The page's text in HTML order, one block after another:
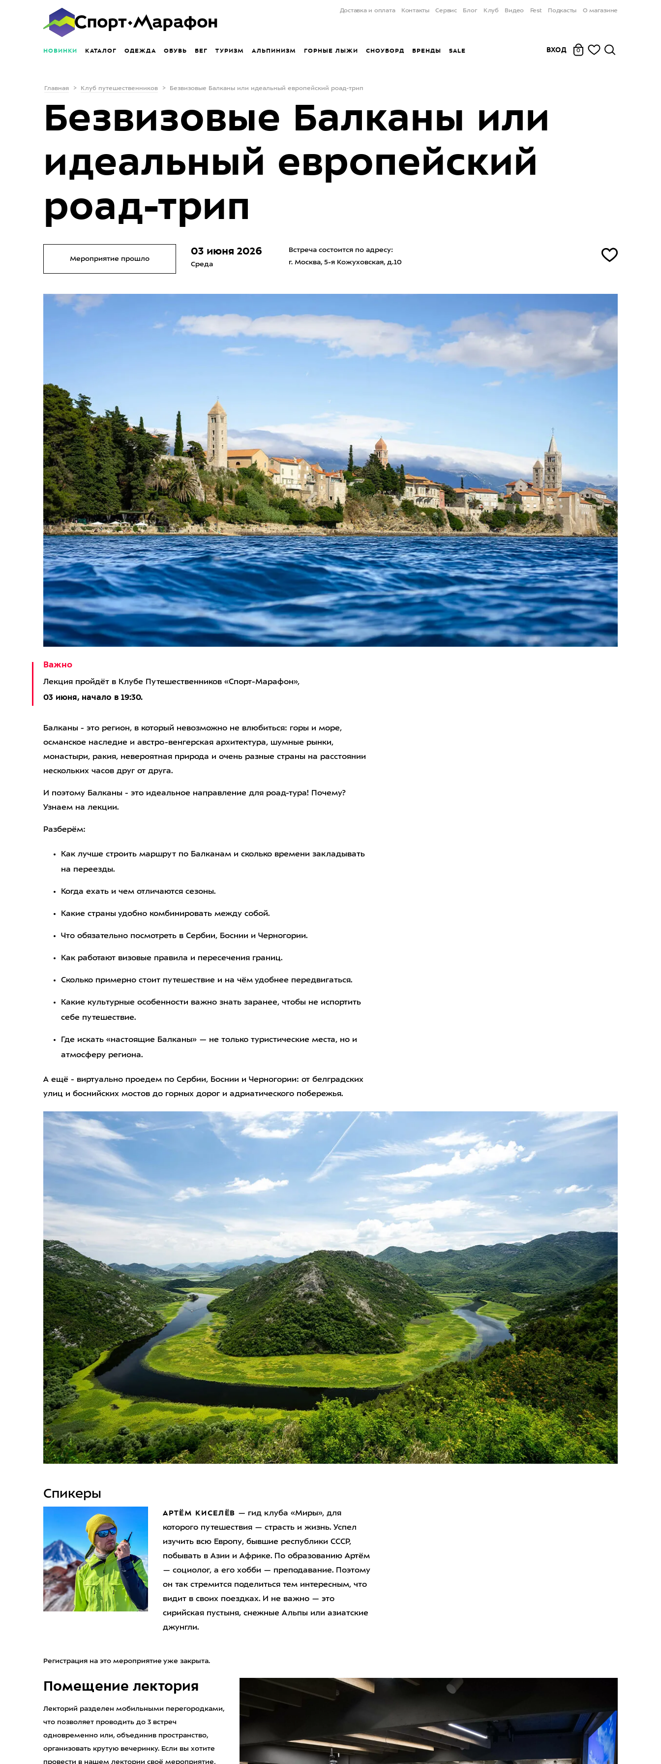
Доставка и оплата Контакты Сервис Блог Клуб Видео Fest Подкасты О магазине
НОВИНКИ КАТАЛОГ ОДЕЖДА ОБУВЬ БЕГ ТУРИЗМ АЛЬПИНИЗМ ГОРНЫЕ ЛЫЖИ СНОУБОРД БРЕНДЫ SALE ВХОД 0
Главная Клуб путешественников Безвизовые Балканы или идеальный европейский роад-трип
Безвизовые Балканы или
идеальный европейский
роад-трип
Мероприятие прошло
03 июня 2026
Среда
Встреча состоится по адресу:
г. Москва, 5-я Кожуховская, д.10
Важно
Лекция пройдёт в Клубе Путешественников «Спорт-Марафон»,
03 июня, начало в 19:30.
Балканы - это регион, в который невозможно не влюбиться: горы и море,
османское наследие и австро-венгерская архитектура, шумные рынки,
монастыри, ракия, невероятная природа и очень разные страны на расстоянии
нескольких часов друг от друга.
И поэтому Балканы - это идеальное направление для роад-тура! Почему?
Узнаем на лекции.
Разберём:
Как лучше строить маршрут по Балканам и сколько времени закладывать
на переезды.
Когда ехать и чем отличаются сезоны.
Какие страны удобно комбинировать между собой.
Что обязательно посмотреть в Сербии, Боснии и Черногории.
Как работают визовые правила и пересечения границ.
Сколько примерно стоит путешествие и на чём удобнее передвигаться.
Какие культурные особенности важно знать заранее, чтобы не испортить
себе путешествие.
Где искать «настоящие Балканы» — не только туристические места, но и
атмосферу региона.
А ещё - виртуально проедем по Сербии, Боснии и Черногории: от белградских
улиц и боснийских мостов до горных дорог и адриатического побережья.
Спикеры
АРТЁМ КИСЕЛЁВ — гид клуба «Миры», для
которого путешествия — страсть и жизнь. Успел
изучить всю Европу, бывшие республики СССР,
побывать в Азии и Африке. По образованию Артём
— социолог, а его хобби — преподавание. Поэтому
он так стремится поделиться тем интересным, что
видит в своих поездках. И не важно — это
сирийская пустыня, снежные Альпы или азиатские
джунгли.
Регистрация на это мероприятие уже закрыта.
Помещение лектория
Лекторий разделен мобильными перегородками,
что позволяет проводить до 3 встреч
одновременно или, объединив пространство,
организовать крутую вечеринку. Если вы хотите
провести в нашем лектории своё мероприятие,